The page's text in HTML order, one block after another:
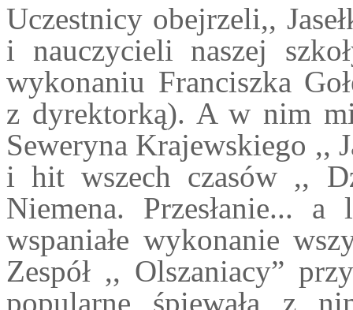
Uczestnicy obejrzeli,,
i nauczycieli naszej
wykonaniu Franciszka
z dyrektorką). A w nim
Seweryna Krajewskiego ,,
i hit wszech czasów ,,
Niemena. Przesłanie...
wspaniałe wykonanie
Zespół ,, Olszaniacy”
popularne śpiewała z